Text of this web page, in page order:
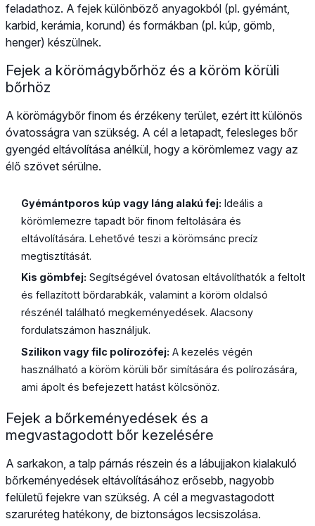
feladathoz. A fejek különböző anyagokból (pl. gyémánt,
karbid, kerámia, korund) és formákban (pl. kúp, gömb,
henger) készülnek.
Fejek a körömágybőrhöz és a köröm körüli
bőrhöz
A körömágybőr finom és érzékeny terület, ezért itt különös
óvatosságra van szükség. A cél a letapadt, felesleges bőr
gyengéd eltávolítása anélkül, hogy a körömlemez vagy az
élő szövet sérülne.
Gyémántporos kúp vagy láng alakú fej: Ideális a
körömlemezre tapadt bőr finom feltolására és
eltávolítására. Lehetővé teszi a körömsánc precíz
megtisztítását.
Kis gömbfej: Segítségével óvatosan eltávolíthatók a feltolt
és fellazított bőrdarabkák, valamint a köröm oldalsó
részénél található megkeményedések. Alacsony
fordulatszámon használjuk.
Szilikon vagy filc polírozófej: A kezelés végén
használható a köröm körüli bőr simítására és polírozására,
ami ápolt és befejezett hatást kölcsönöz.
Fejek a bőrkeményedések és a
megvastagodott bőr kezelésére
A sarkakon, a talp párnás részein és a lábujjakon kialakuló
bőrkeményedések eltávolításához erősebb, nagyobb
felületű fejekre van szükség. A cél a megvastagodott
szaruréteg hatékony, de biztonságos lecsiszolása.